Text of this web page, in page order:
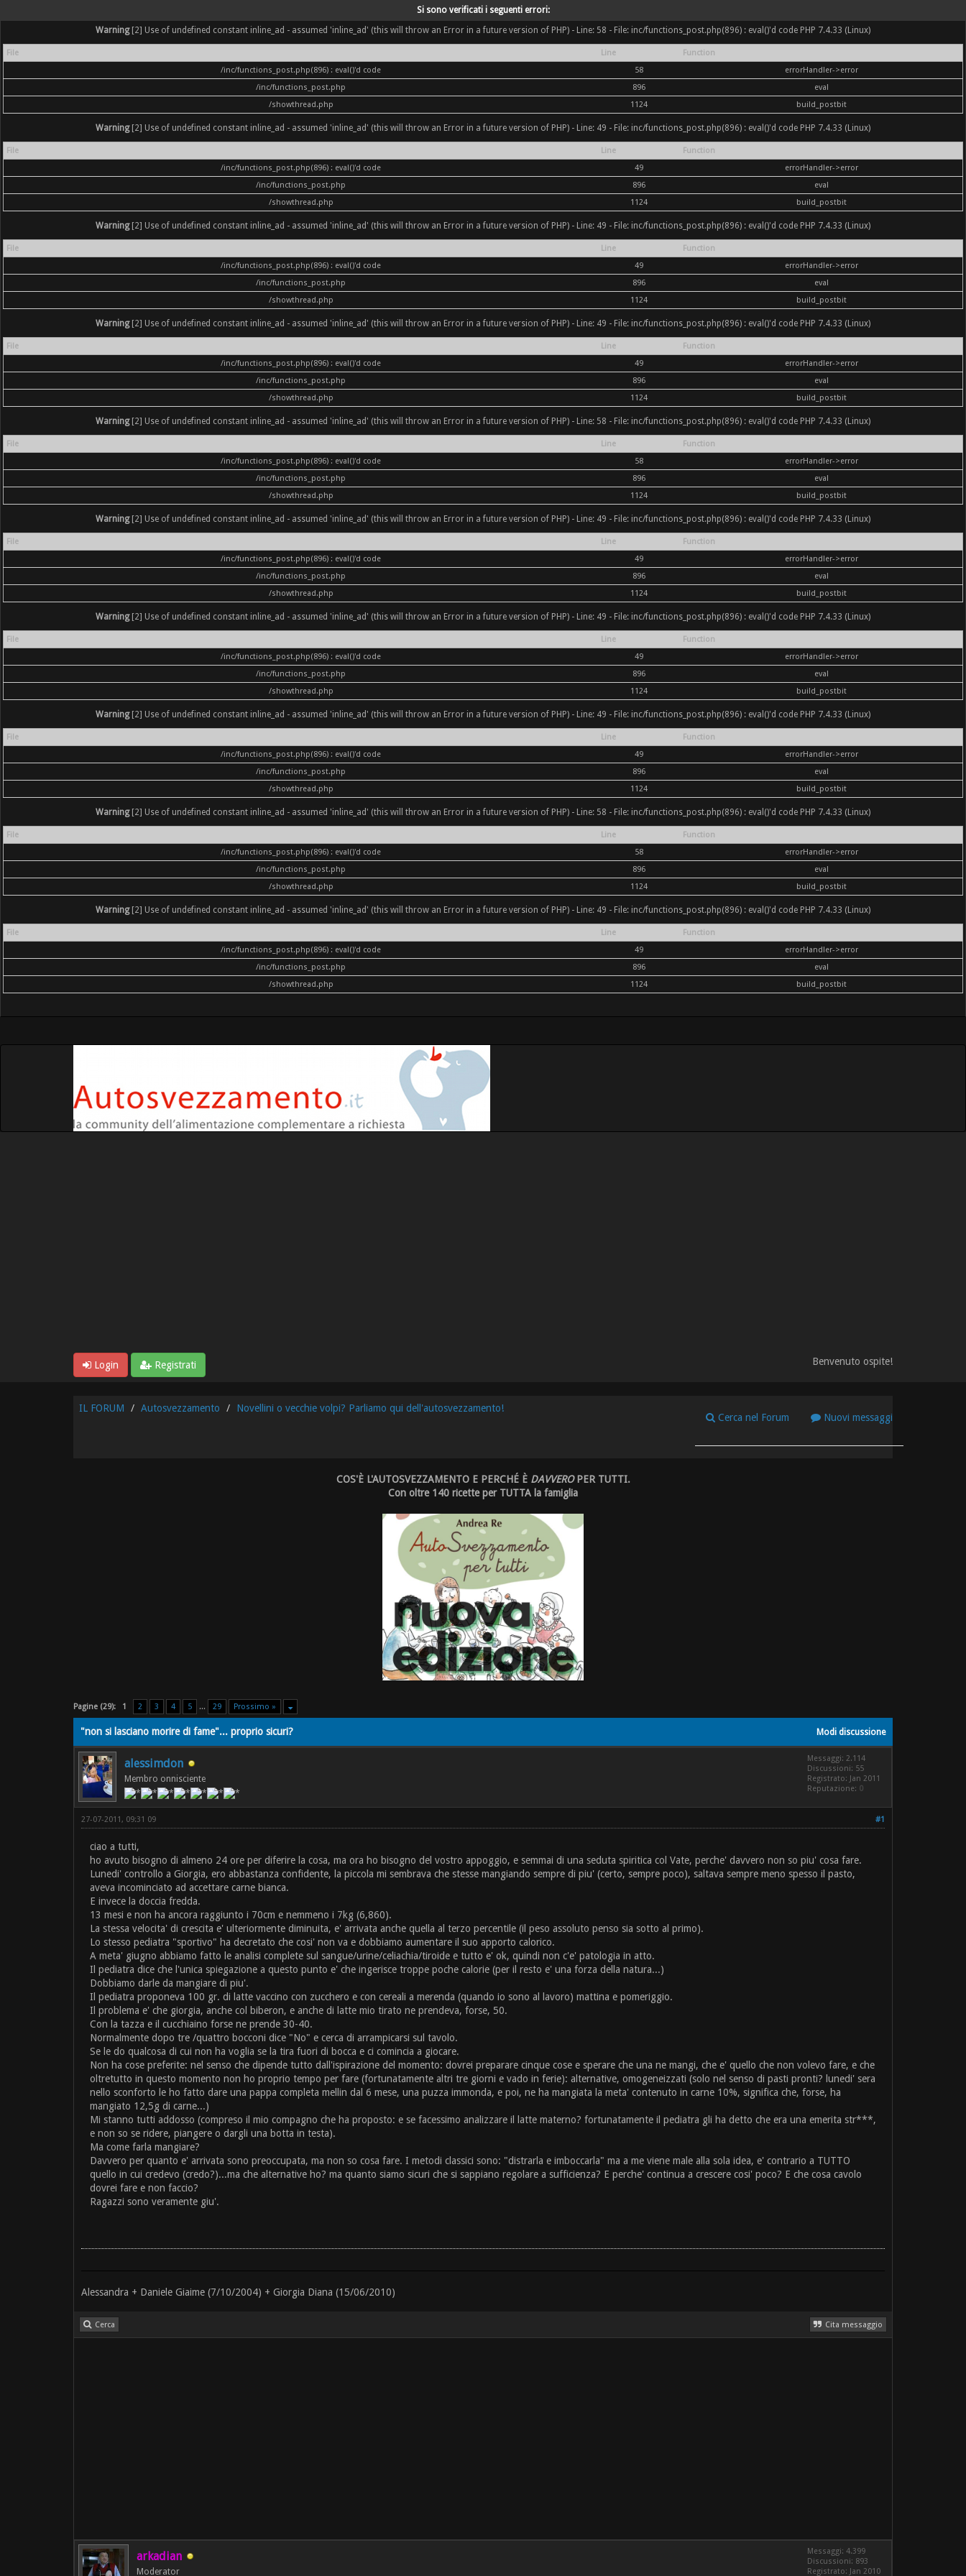
Si sono verificati i seguenti errori:
Warning[2] Use of undefined constant inline_ad - assumed 'inline_ad' (this will throw an Error in a future version of PHP) - Line: 58 - File: inc/functions_post.php(896) : eval()'d code PHP 7.4.33 (Linux)
File Line
Function
/inc/functions_post.php(896) : eval()'d code
58
errorHandler->error
/inc/functions_post.php
896
eval
/showthread.php
1124 build_postbit
Warning[2] Use of undefined constant inline_ad - assumed 'inline_ad' (this will throw an Error in a future version of PHP) - Line: 49 - File: inc/functions_post.php(896) : eval()'d code PHP 7.4.33 (Linux)
File Line
Function
/inc/functions_post.php(896) : eval()'d code
49
errorHandler->error
/inc/functions_post.php
896
eval
/showthread.php
1124 build_postbit
Warning[2] Use of undefined constant inline_ad - assumed 'inline_ad' (this will throw an Error in a future version of PHP) - Line: 49 - File: inc/functions_post.php(896) : eval()'d code PHP 7.4.33 (Linux)
File Line
Function
/inc/functions_post.php(896) : eval()'d code
49
errorHandler->error
/inc/functions_post.php
896
eval
/showthread.php
1124 build_postbit
Warning[2] Use of undefined constant inline_ad - assumed 'inline_ad' (this will throw an Error in a future version of PHP) - Line: 49 - File: inc/functions_post.php(896) : eval()'d code PHP 7.4.33 (Linux)
File Line
Function
/inc/functions_post.php(896) : eval()'d code
49
errorHandler->error
/inc/functions_post.php
896
eval
/showthread.php
1124 build_postbit
Warning[2] Use of undefined constant inline_ad - assumed 'inline_ad' (this will throw an Error in a future version of PHP) - Line: 58 - File: inc/functions_post.php(896) : eval()'d code PHP 7.4.33 (Linux)
File Line
Function
/inc/functions_post.php(896) : eval()'d code
58
errorHandler->error
/inc/functions_post.php
896
eval
/showthread.php
1124 build_postbit
Warning[2] Use of undefined constant inline_ad - assumed 'inline_ad' (this will throw an Error in a future version of PHP) - Line: 49 - File: inc/functions_post.php(896) : eval()'d code PHP 7.4.33 (Linux)
File Line
Function
/inc/functions_post.php(896) : eval()'d code
49
errorHandler->error
/inc/functions_post.php
896
eval
/showthread.php
1124 build_postbit
Warning[2] Use of undefined constant inline_ad - assumed 'inline_ad' (this will throw an Error in a future version of PHP) - Line: 49 - File: inc/functions_post.php(896) : eval()'d code PHP 7.4.33 (Linux)
File Line
Function
/inc/functions_post.php(896) : eval()'d code
49
errorHandler->error
/inc/functions_post.php
896
eval
/showthread.php
1124 build_postbit
Warning[2] Use of undefined constant inline_ad - assumed 'inline_ad' (this will throw an Error in a future version of PHP) - Line: 49 - File: inc/functions_post.php(896) : eval()'d code PHP 7.4.33 (Linux)
File Line
Function
/inc/functions_post.php(896) : eval()'d code
49
errorHandler->error
/inc/functions_post.php
896
eval
/showthread.php
1124 build_postbit
Warning[2] Use of undefined constant inline_ad - assumed 'inline_ad' (this will throw an Error in a future version of PHP) - Line: 58 - File: inc/functions_post.php(896) : eval()'d code PHP 7.4.33 (Linux)
File Line
Function
/inc/functions_post.php(896) : eval()'d code
58
errorHandler->error
/inc/functions_post.php
896
eval
/showthread.php
1124 build_postbit
Warning[2] Use of undefined constant inline_ad - assumed 'inline_ad' (this will throw an Error in a future version of PHP) - Line: 49 - File: inc/functions_post.php(896) : eval()'d code PHP 7.4.33 (Linux)
File Line
Function
/inc/functions_post.php(896) : eval()'d code
49
errorHandler->error
/inc/functions_post.php
896
eval
/showthread.php
1124 build_postbit
Login Registrati Benvenuto ospite!
Cerca nel Forum Nuovi messaggi
IL FORUM Autosvezzamento Novellini o vecchie volpi? Parliamo qui dell'autosvezzamento!
COS'È L'AUTOSVEZZAMENTO E PERCHÉ È DAVVEROPER TUTTI.
Con oltre 140 ricette per TUTTA la famiglia
Pagine (29): 1 2 3 4 5 ... 29 Prossimo »
Modi discussione
"non si lasciano morire di fame"... proprio sicuri?
alessimdon
Membro onnisciente
Messaggi: 2.114
Discussioni: 55
Registrato: Jan 2011
Reputazione: 0
#1
27-07-2011, 09:31 09
ciao a tutti,
ho avuto bisogno di almeno 24 ore per diferire la cosa, ma ora ho bisogno del vostro appoggio, e semmai di una seduta spiritica col Vate, perche' davvero non so piu' cosa fare.
Lunedi' controllo a Giorgia, ero abbastanza confidente, la piccola mi sembrava che stesse mangiando sempre di piu' (certo, sempre poco), saltava sempre meno spesso il pasto,
aveva incominciato ad accettare carne bianca.
E invece la doccia fredda.
13 mesi e non ha ancora raggiunto i 70cm e nemmeno i 7kg (6,860).
La stessa velocita' di crescita e' ulteriormente diminuita, e' arrivata anche quella al terzo percentile (il peso assoluto penso sia sotto al primo).
Lo stesso pediatra "sportivo" ha decretato che cosi' non va e dobbiamo aumentare il suo apporto calorico.
A meta' giugno abbiamo fatto le analisi complete sul sangue/urine/celiachia/tiroide e tutto e' ok, quindi non c'e' patologia in atto.
Il pediatra dice che l'unica spiegazione a questo punto e' che ingerisce troppe poche calorie (per il resto e' una forza della natura...)
Dobbiamo darle da mangiare di piu'.
Il pediatra proponeva 100 gr. di latte vaccino con zucchero e con cereali a merenda (quando io sono al lavoro) mattina e pomeriggio.
Il problema e' che giorgia, anche col biberon, e anche di latte mio tirato ne prendeva, forse, 50.
Con la tazza e il cucchiaino forse ne prende 30-40.
Normalmente dopo tre /quattro bocconi dice "No" e cerca di arrampicarsi sul tavolo.
Se le do qualcosa di cui non ha voglia se la tira fuori di bocca e ci comincia a giocare.
Non ha cose preferite: nel senso che dipende tutto dall'ispirazione del momento: dovrei preparare cinque cose e sperare che una ne mangi, che e' quello che non volevo fare, e che
oltretutto in questo momento non ho proprio tempo per fare (fortunatamente altri tre giorni e vado in ferie): alternative, omogeneizzati (solo nel senso di pasti pronti? lunedi' sera
nello sconforto le ho fatto dare una pappa completa mellin dal 6 mese, una puzza immonda, e poi, ne ha mangiata la meta' contenuto in carne 10%, significa che, forse, ha
mangiato 12,5g di carne...)
Mi stanno tutti addosso (compreso il mio compagno che ha proposto: e se facessimo analizzare il latte materno? fortunatamente il pediatra gli ha detto che era una emerita str***,
e non so se ridere, piangere o dargli una botta in testa).
Ma come farla mangiare?
Davvero per quanto e' arrivata sono preoccupata, ma non so cosa fare. I metodi classici sono: "distrarla e imboccarla" ma a me viene male alla sola idea, e' contrario a TUTTO
quello in cui credevo (credo?)...ma che alternative ho? ma quanto siamo sicuri che si sappiano regolare a sufficienza? E perche' continua a crescere cosi' poco? E che cosa cavolo
dovrei fare e non faccio?
Ragazzi sono veramente giu'.
Alessandra + Daniele Giaime (7/10/2004) + Giorgia Diana (15/06/2010)
Cerca Cita messaggio
arkadian
Moderator
Messaggi: 4.399
Discussioni: 893
Registrato: Jan 2010